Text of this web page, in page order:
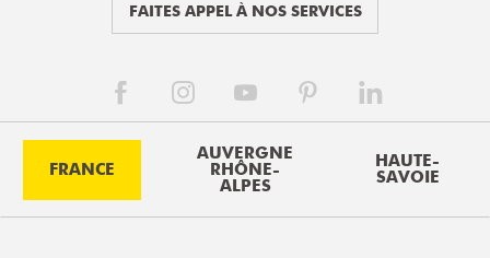
FAITES APPEL À NOS SERVICES
FRANCE
AUVERGNE
RHÔNE-
ALPES
HAUTE-
SAVOIE